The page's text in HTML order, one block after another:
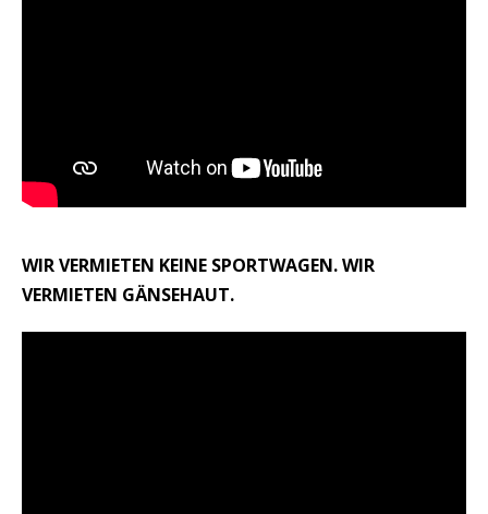
WIR VERMIETEN KEINE SPORTWAGEN. WIR
VERMIETEN GÄNSEHAUT.